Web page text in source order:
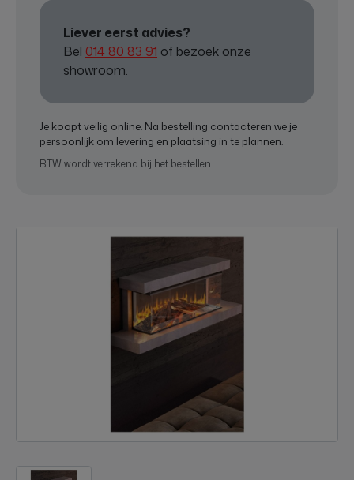
Liever eerst advies?
Bel 014 80 83 91 of bezoek onze
showroom.
Je koopt veilig online. Na bestelling contacteren we je
persoonlijk om levering en plaatsing in te plannen.
BTW wordt verrekend bij het bestellen.